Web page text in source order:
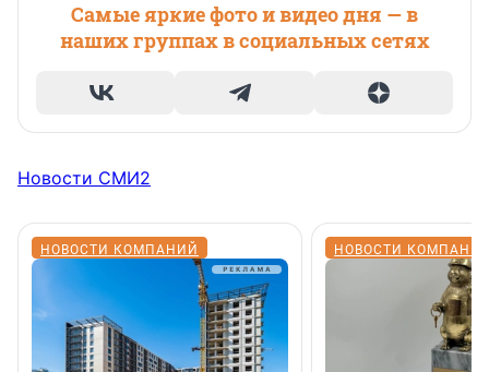
Самые яркие фото и видео дня — в
наших группах в социальных сетях
Новости СМИ2
НОВОСТИ КОМПАНИЙ НОВОСТИ